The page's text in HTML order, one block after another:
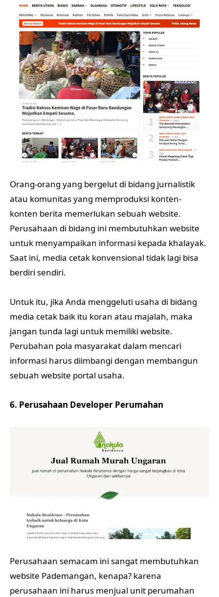
Orang-orang yang bergelut di bidang jurnalistik
atau komunitas yang memproduksi konten-
konten berita memerlukan sebuah website.
Perusahaan di bidang ini membutuhkan website
untuk menyampaikan informasi kepada khalayak.
Saat ini, media cetak konvensional tidak lagi bisa
berdiri sendiri.
Untuk itu, jika Anda menggeluti usaha di bidang
media cetak baik itu koran atau majalah, maka
jangan tunda lagi untuk memiliki website.
Perubahan pola masyarakat dalam mencari
informasi harus diimbangi dengan membangun
sebuah website portal usaha.
6. Perusahaan Developer Perumahan
Perusahaan semacam ini sangat membutuhkan
website Pademangan, kenapa? karena
perusahaan ini harus menjual unit perumahan